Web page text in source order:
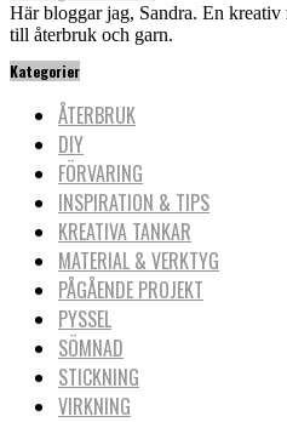
Här bloggar jag, Sandra. En
till återbruk och garn.
Kategorier
ÅTERBRUK
DIY
FÖRVARING
INSPIRATION & TIPS
KREATIVA TANKAR
MATERIAL & VERKTYG
PÅGÅENDE PROJEKT
PYSSEL
SÖMNAD
STICKNING
VIRKNING